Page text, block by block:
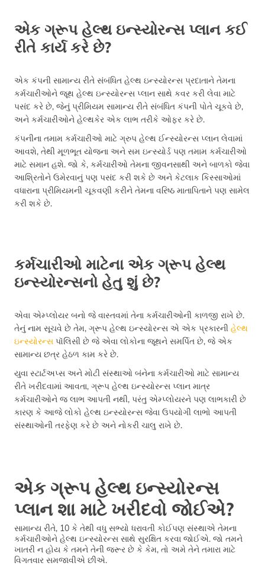
એક ગ્રૂપ હેલ્થ ઇન્સ્યોરન્સ પ્લાન કઈ
રીતે કાર્ય કરે છે?
એક કંપની સામાન્ય રીતે સંબંધિત હેલ્થ ઇન્સ્યોરન્સ પ્રદાતાને તેમના
કર્મચારીઓને જૂથ હેલ્થ ઇન્સ્યોરન્સ પ્લાન સાથે કવર કરી લેવા માટે
પસંદ કરે છે, જેનું પ્રીમિયમ સામાન્ય રીતે સંબંધિત કંપની પોતે ચૂકવે છે,
અને કર્મચારીઓને હેલ્થકેર એક લાભ તરીકે ઓફર કરે છે.
કંપનીના તમામ કર્મચારીઓ માટે ગ્રુપ હેલ્થ ઈન્સ્યોરન્સ પ્લાન લેવામાં
આવશે, તેથી મૂળભૂત યોજના અને સમ ઇન્સ્યોર્ડ પણ તમામ કર્મચારીઓ
માટે સમાન હશે. જો કે, કર્મચારીઓ તેમના જીવનસાથી અને બાળકો જેવા
આશ્રિતોને ઉમેરવાનું પણ પસંદ કરી શકે છે અને કેટલાક કિસ્સાઓમાં
વધારાના પ્રીમિયમની ચૂકવણી કરીને તેમના વરિષ્ઠ માતાપિતાને પણ સામેલ
કરી શકે છે.
કર્મચારીઓ માટેના એક ગ્રૂપ હેલ્થ
ઇન્સ્યોરન્સનો હેતુ શું છે?
એવા એમ્પ્લોયર બનો જે વાસ્તવમાં તેના કર્મચારીઓની કાળજી રાખે છે.
તેનું નામ સૂચવે છે તેમ, ગ્રૂપ હેલ્થ ઇન્સ્યોરન્સ એ એક પ્રકારની હેલ્થ
ઇન્સ્યોરન્સ પૉલિસી છે જે એવા લોકોના જૂથને સમર્પિત છે, જે એક
સામાન્ય છત્ર હેઠળ કામ કરે છે.
યુવા સ્ટાર્ટઅપ્સ અને મોટી સંસ્થાઓ બંનેના કર્મચારીઓ માટે સામાન્ય
રીતે ખરીદવામાં આવતા, ગ્રૂપ હેલ્થ ઇન્સ્યોરન્સ પ્લાન માત્ર
કર્મચારીઓને જ લાભ આપતી નથી, પરંતુ એમ્પ્લોયરને પણ લાભકારી છે
કારણ કે આજે લોકો હેલ્થ ઇન્સ્યોરન્સ જેવા ઉપયોગી લાભો આપતી
સંસ્થાઓની તરફેણ કરે છે અને નોકરી ચાલુ રાખે છે.
એક ગ્રૂપ હેલ્થ ઇન્સ્યોરન્સ
પ્લાન શા માટે ખરીદવો જોઈએ?
સામાન્ય રીતે, 10 કે તેથી વધુ સભ્યો ધરાવતી કોઈપણ સંસ્થાએ તેમના
કર્મચારીઓને હેલ્થ ઇન્સ્યોરન્સ સાથે સુરક્ષિત કરવા જોઈએ. જો તમને
ખાતરી ન હોય કે તમને તેની જરૂર છે કે કેમ, તો અમે તેને તમારા માટે
વિગતવાર સમજાવીએ છીએ.